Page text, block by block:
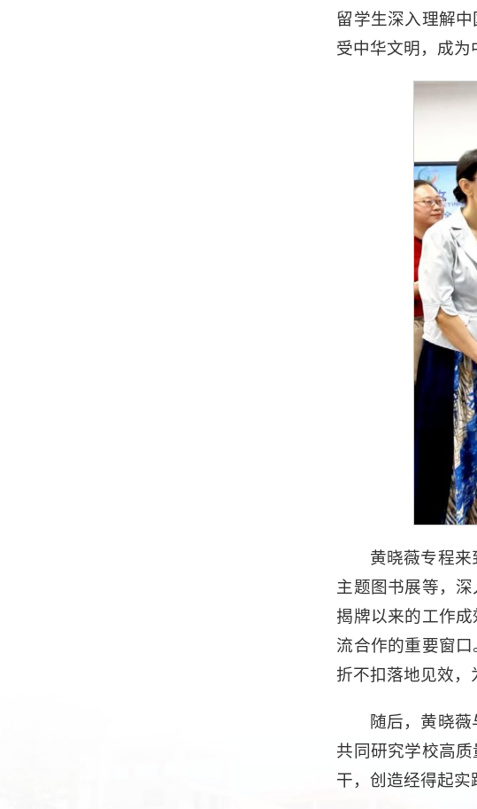
留学生深入理解
受中华文明，成为
黄晓薇专程
主题图书展等，
揭牌以来的工作
流合作的重要窗
折不扣落地见效，
随后，黄晓
共同研究学校高
干，创造经得起实